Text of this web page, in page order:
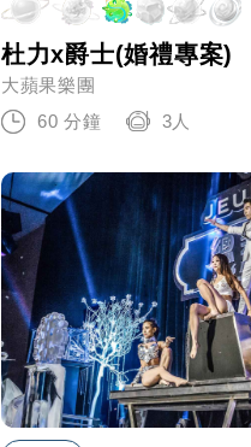
杜力x爵士(婚禮專案)
大蘋果樂團
60 分鐘
3人